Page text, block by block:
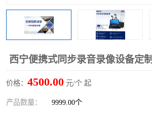
西宁便携式同步录音录像设备定制
价格： 4500.00 元/个 起
产品数量： 9999.00个